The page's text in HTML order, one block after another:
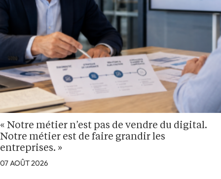
« Notre métier n’est pas de vendre du digital.
Notre métier est de faire grandir les
entreprises. »
07 AOÛT 2026